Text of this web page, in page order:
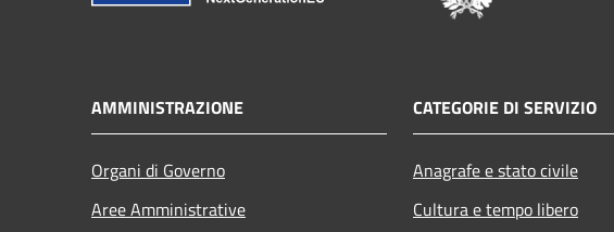
AMMINISTRAZIONE
Organi di Governo
Aree Amministrative
CATEGORIE DI SERVIZIO
Anagrafe e stato civile
Cultura e tempo libero